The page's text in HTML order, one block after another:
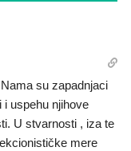
su zapadnjaci
i uspehu njihove
U stvarnosti , iza te
mere